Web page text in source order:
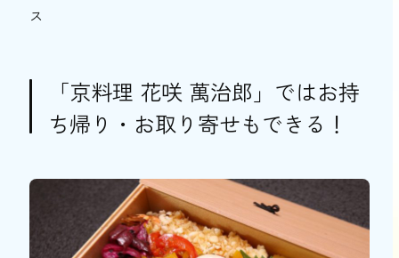
ス
「京料理 花咲 萬治郎」ではお持
ち帰り・お取り寄せもできる！